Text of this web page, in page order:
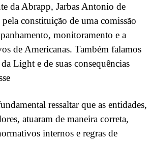
da Abrapp, Jarbas Antonio de
constituição de uma comissão
monitoramento e a
de Americanas. Também falamos
Light e de suas consequências
ressaltar que as entidades,
atuaram de maneira correta,
internos e regras de